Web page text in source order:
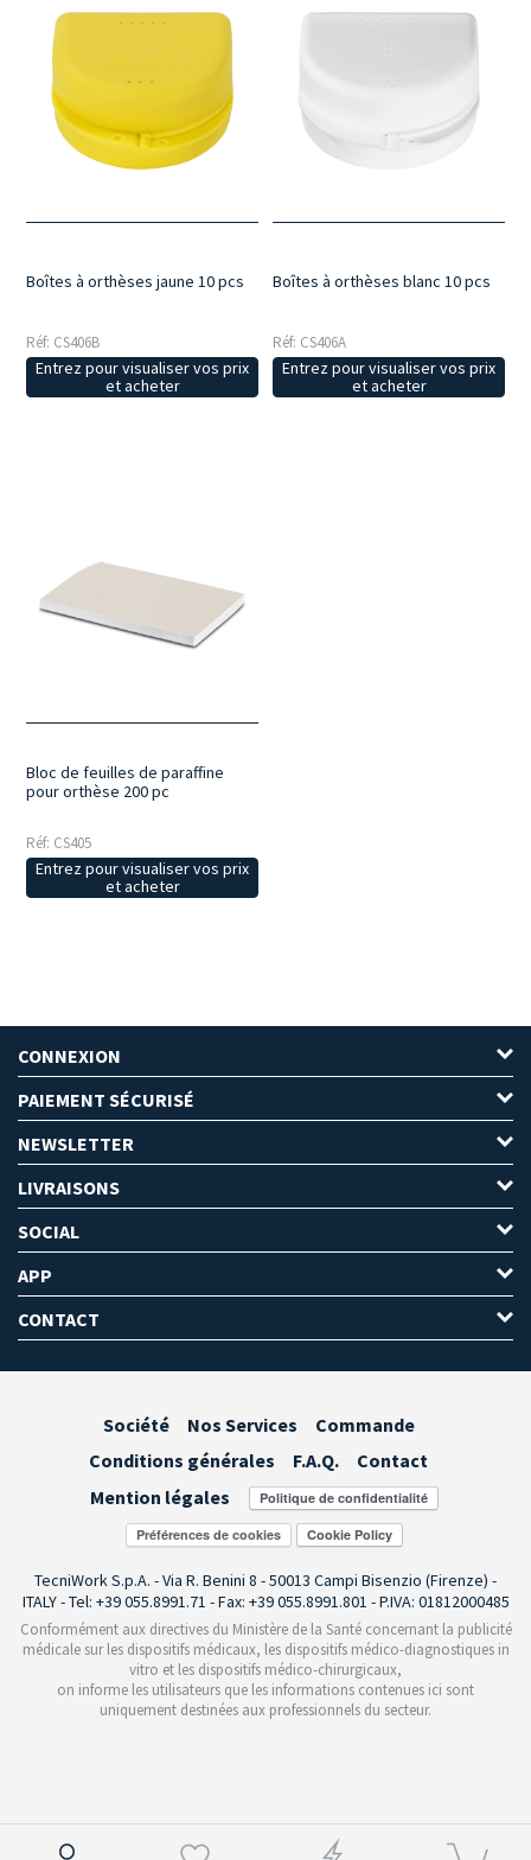
Boîtes à orthèses jaune 10 pcs
Réf: CS406B
Entrez pour visualiser vos prix
et acheter
Boîtes à orthèses blanc 10 pcs
Réf: CS406A
Entrez pour visualiser vos prix
et acheter
Bloc de feuilles de paraffine
pour orthèse 200 pc
Réf: CS405
Entrez pour visualiser vos prix
et acheter
CONNEXION
PAIEMENT SÉCURISÉ
NEWSLETTER
LIVRAISONS
SOCIAL
APP
CONTACT
Société Nos Services
Commande
Conditions générales
F.A.Q.
Contact
Mention légales
Préférences de cookies
TecniWork S.p.A. - Via R. Benini 8 - 50013 Campi Bisenzio (Firenze) -
ITALY - Tel: +39 055.8991.71 - Fax: +39 055.8991.801 - P.IVA: 01812000485
Conformément aux directives du Ministère de la Santé concernant la publicité
médicale sur les dispositifs médicaux, les dispositifs médico-diagnostiques in
vitro et les dispositifs médico-chirurgicaux,
on informe les utilisateurs que les informations contenues ici sont
uniquement destinées aux professionnels du secteur.